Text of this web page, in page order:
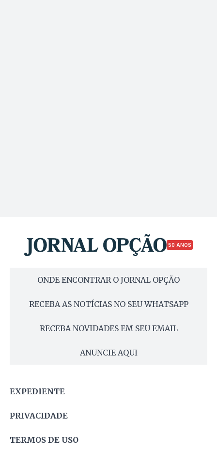
50 ANOS
ONDE ENCONTRAR O JORNAL OPÇÃO
RECEBA AS NOTÍCIAS NO SEU WHATSAPP
RECEBA NOVIDADES EM SEU EMAIL
ANUNCIE AQUI
EXPEDIENTE
PRIVACIDADE
TERMOS DE USO